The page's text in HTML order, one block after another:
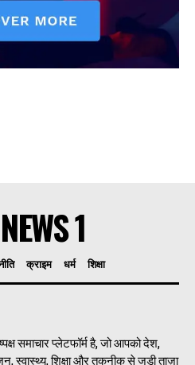
1
क्राइम धर्म शिक्षा
समाचार प्लेटफॉर्म है, जो आपको देश,